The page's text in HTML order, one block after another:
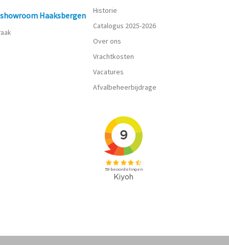
Haaksbergen
Historie
Catalogus 2025-2026
Over ons
Vrachtkosten
Vacatures
Afvalbeheerbijdrage